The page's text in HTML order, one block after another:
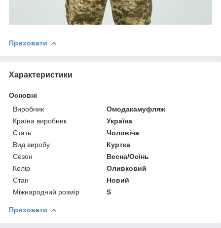
Приховати
Характеристики
Основні
Виробник
Омодакамуфляж
Країна виробник
Україна
Стать
Чоловіча
Вид виробу
Куртка
Сезон
Весна/Осінь
Колір
Оливковий
Стан
Новий
Міжнародний розмір
S
Приховати